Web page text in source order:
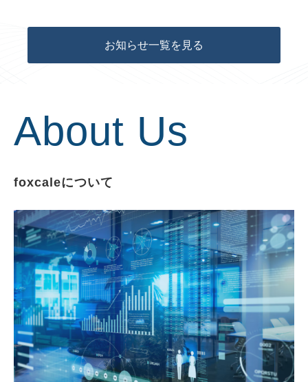
お知らせ一覧を見る
About Us
foxcaleについて